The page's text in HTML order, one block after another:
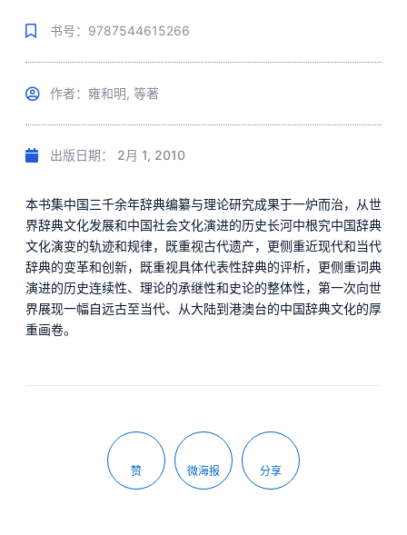
书号：9787544615266
作者：雍和明, 等著
出版日期： 2月 1, 2010
本书集中国三千余年辞典编纂与理论研究成果于一炉而治，从世
界辞典文化发展和中国社会文化演进的历史长河中根究中国辞典
文化演变的轨迹和规律，既重视古代遗产，更侧重近现代和当代
辞典的变革和创新，既重视具体代表性辞典的评析，更侧重词典
演进的历史连续性、理论的承继性和史论的整体性，第一次向世
界展现一幅自远古至当代、从大陆到港澳台的中国辞典文化的厚
重画卷。
赞 微海报 分享